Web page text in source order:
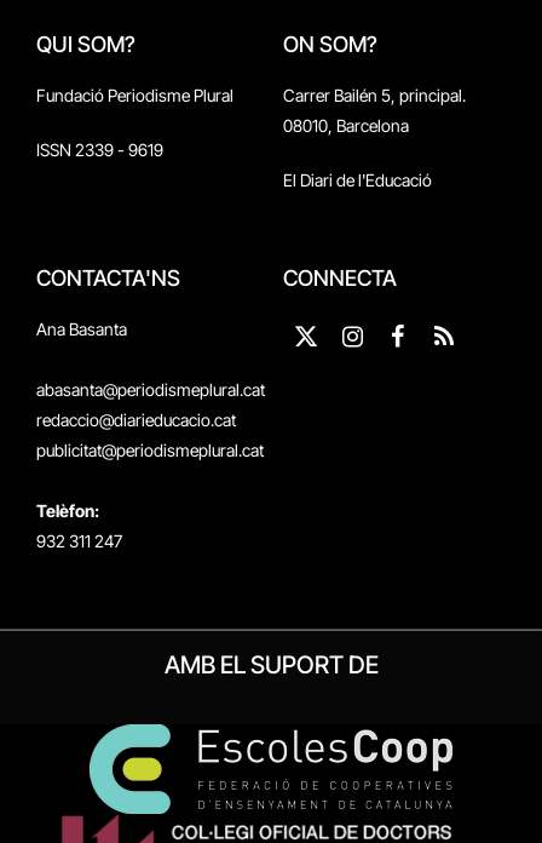
QUI SOM?
Fundació Periodisme Plural
ISSN 2339 - 9619
ON SOM?
Carrer Bailén 5, principal.
08010, Barcelona
El Diari de l'Educació
CONTACTA'NS
Ana Basanta
abasanta@periodismeplural.cat
redaccio@diarieducacio.cat
publicitat@periodismeplural.cat
Telèfon:
932 311 247
CONNECTA
X
Instagram
Facebook
RSS
AMB EL SUPORT DE